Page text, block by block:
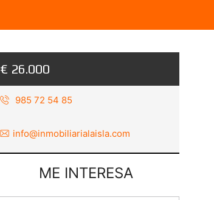
€ 26.000
985 72 54 85
info@inmobiliarialaisla.com
ME INTERESA